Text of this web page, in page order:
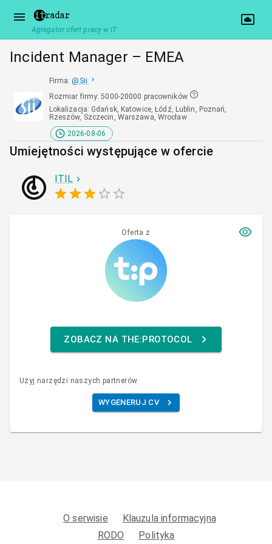
Agregator ofert pracy w IT
Incident Manager – EMEA
Firma: @ Sii
Rozmiar firmy:5000-20000 pracowników
Lokalizacja: Gdańsk, Katowice, Łódź, Lublin, Poznań,
Rzeszów, Szczecin, Warszawa, Wrocław
2026-08-06
Umiejętności występujące w ofercie
ITIL
Oferta z
ZOBACZ NA THE:PROTOCOL
Użyj narzędzi naszych partnerów
WYGENERUJ CV
O serwisie
Klauzula informacyjna
RODO
Polityka